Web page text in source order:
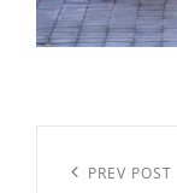
Previous
PREV POST